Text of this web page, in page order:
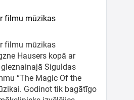
filmu mūzikas
filmu mūzikas
Hausers kopā ar
Siguldas
“The Magic Of the
Godinot tik bagātīgo